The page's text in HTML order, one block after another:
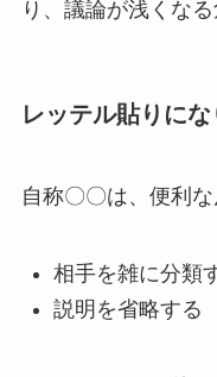
り、議論が浅くなる
レッテル貼りに
自称〇〇は、便利な
相手を雑に分類
説明を省略する